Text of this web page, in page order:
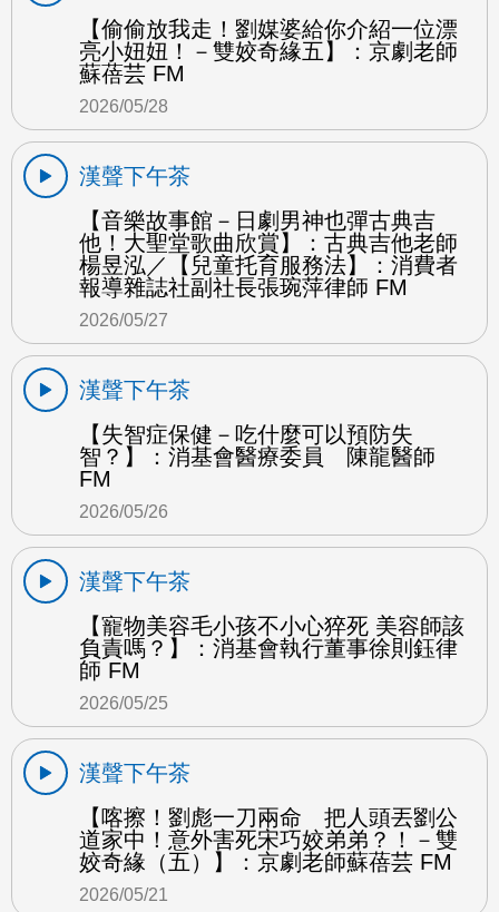
【偷偷放我走！劉媒婆給你介紹一位漂
亮小妞妞！－雙姣奇緣五】：京劇老師
蘇蓓芸 FM
2026/05/28
漢聲下午茶
【音樂故事館－日劇男神也彈古典吉
他！大聖堂歌曲欣賞】：古典吉他老師
楊昱泓／【兒童托育服務法】：消費者
報導雜誌社副社長張琬萍律師 FM
2026/05/27
漢聲下午茶
【失智症保健－吃什麼可以預防失
智？】：消基會醫療委員 陳龍醫師
FM
2026/05/26
漢聲下午茶
【寵物美容毛小孩不小心猝死 美容師該
負責嗎？】：消基會執行董事徐則鈺律
師 FM
2026/05/25
漢聲下午茶
【喀擦！劉彪一刀兩命 把人頭丟劉公
道家中！意外害死宋巧姣弟弟？！－雙
姣奇緣（五）】：京劇老師蘇蓓芸 FM
2026/05/21